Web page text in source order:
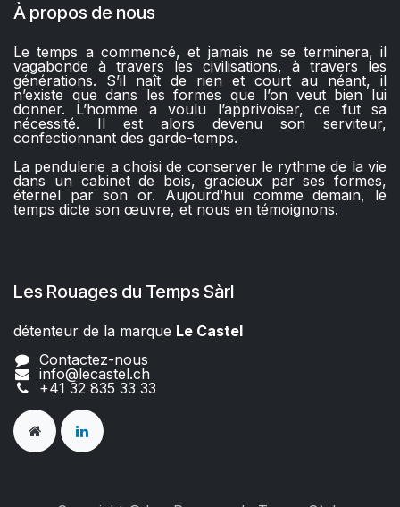
À propos de nous
Le temps a commencé, et jamais ne se terminera, il
vagabonde à travers les civilisations, à travers les
générations. S’il naît de rien et court au néant, il
n’existe que dans les formes que l’on veut bien lui
donner. L’homme a voulu l’apprivoiser, ce fut sa
nécessité. Il est alors devenu son serviteur,
confectionnant des garde-temps.
La pendulerie a choisi de conserver le rythme de la vie
dans un cabinet de bois, gracieux par ses formes,
éternel par son or. Aujourd’hui comme demain, le
temps dicte son œuvre, et nous en témoignons.
Les Rouages du Temps Sàrl
détenteur de la marque Le Castel​​
Contactez-nous
info@lecastel.ch
+41 32 835 33 33